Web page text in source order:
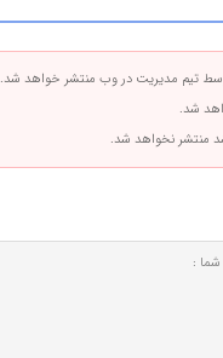
تیم مدیریت در وب منتشر خواهد شد.
شد.
منتشر نخواهد شد.